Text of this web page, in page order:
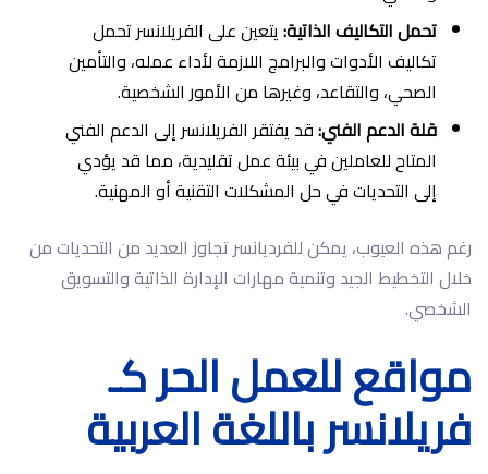
تحمل التكاليف الذاتية: يتعين على الفريلانسر تحمل
تكاليف الأدوات والبرامج اللازمة لأداء عمله، والتأمين
الصحي، والتقاعد، وغيرها من الأمور الشخصية.
قلة الدعم الفني:قد يفتقر الفريلانسر إلى الدعم الفني
المتاح للعاملين في بيئة عمل تقليدية، مما قد يؤدي
إلى التحديات في حل المشكلات التقنية أو المهنية.
رغم هذه العيوب، يمكن للفرديانسر تجاوز العديد من التحديات من
خلال التخطيط الجيد وتنمية مهارات الإدارة الذاتية والتسويق
الشخصي.
مواقع للعمل الحر كـ
فريلانسر باللغة العربية